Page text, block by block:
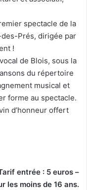
spectacle de la
Prés, dirigée par
!
de Blois, sous la
du répertoire
musical et
forme au spectacle.
d’honneur offert
entrée : 5 euros –
les moins de 16 ans.